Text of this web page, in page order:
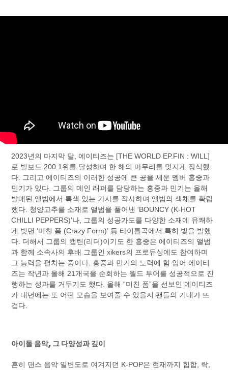
2023년의 마지막 달, 에이티즈는 [THE WORLD EP.FIN : WILL]
로 빌보드 200 1위를 달성하며 한 해의 마무리를 멋지게 장식했
다. 그리고 에이티즈의 이러한 성공에 큰 공을 세운 멤버 홍중과
민기가 있다. 그룹의 메인 래퍼를 담당하는 홍중과 민기는 올해
발매된 앨범에서 특색 있는 가사를 작사하며 앨범의 색채를 확립
했다. 청양고추를 소재로 앨범을 풀어낸 ‘BOUNCY (K-HOT
CHILLI PEPPERS)’나, 그룹의 성공가도를 다양한 소재에 유쾌하
게 빗댄 ‘미친 폼 (Crazy Form)’ 등 타이틀곡에서 특히 빛을 발했
다. 더해서 그룹의 캡틴(리더)이기도 한 홍중은 에이티즈의 앨범
과 함께 소속사의 후배 그룹인 xikers의 프로듀싱에도 참여하며
그 능력을 펼치는 중이다. 홍중과 민기의 노력에 힘 입어 에이티
즈는 작년과 올해 21개국을 순회하는 월드 투어를 성공적으로 진
행하는 성과를 거두기도 했다. 올해 “미친 폼”을 선보인 에이티즈
가 내년에는 또 어떤 모습을 보여줄 수 있을지 팬들의 기대가 뜨
겁다.
아이돌 음악, 그 다양성과 깊이
흔히 댄스 음악 일변도로 여겨지던 K-POP은 현재까지 힙합, 락,